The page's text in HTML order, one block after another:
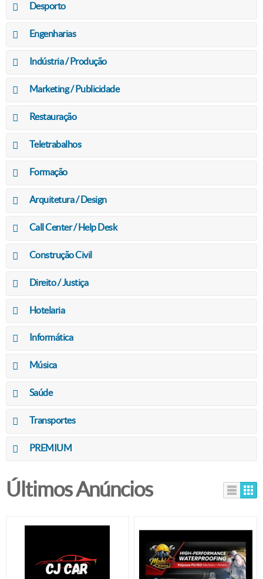
Desporto
Engenharias
Indústria / Produção
Marketing / Publicidade
Restauração
Teletrabalhos
Formação
Arquitetura / Design
Call Center / Help Desk
Construção Civil
Direito / Justiça
Hotelaria
Informática
Música
Saúde
Transportes
PREMIUM
Últimos Anúncios